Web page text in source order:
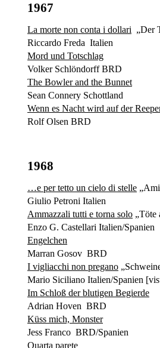
1967
La morte non conta i dollari „Der
Riccardo Freda Italien
Mord und Totschlag
Volker Schlöndorff BRD
The Bowler and the Bunnet
Sean Connery Schottland
Wenn es Nacht wird auf der
Rolf Olsen BRD
1968
…e per tetto un cielo di stelle
Giulio Petroni Italien
Ammazzali tutti e torna solo „Töte
Enzo G. Castellari Italien/Spanien
Engelchen
Marran Gosov BRD
I vigliacchi non pregano
Mario Siciliano Italien/Spanien
Im Schloß der blutigen Begierde
Adrian Hoven BRD
Küss mich, Monster
Jess Franco BRD/Spanien
Quarta parete